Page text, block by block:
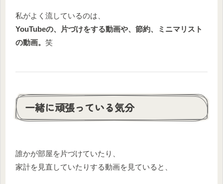
私がよく流しているのは、
YouTubeの、片づけをする動画や、節約、ミニマリスト
の動画。 笑
一緒に頑張っている気分
誰かが部屋を片づけていたり、
家計を見直していたりする動画を見ていると、